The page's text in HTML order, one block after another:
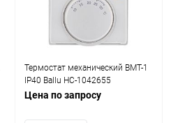
Термостат механический BMT-1
IP40 Ballu НС-1042655
Цена по запросу